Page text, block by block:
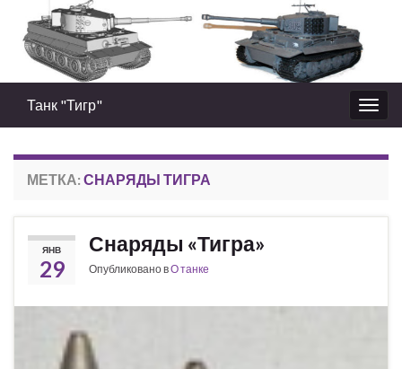
Вкл/
выкл
Танк "Тигр"
МЕТКА: СНАРЯДЫ ТИГРА
ЯНВ
29
Снаряды «Тигра»
Опубликовано вО танке